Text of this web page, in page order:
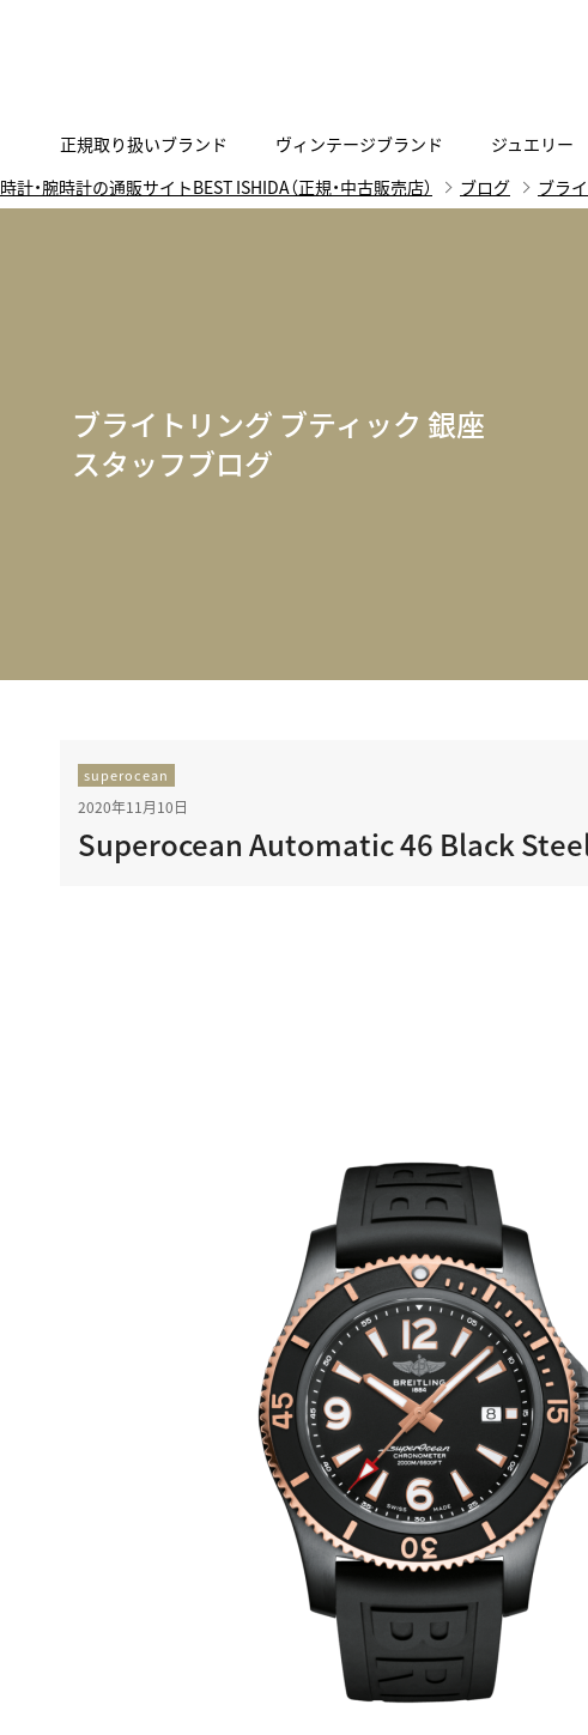
正規取り扱いブランド
A B C D E F G H
エンジェルクローバー エンジェルハート
ASTRON
ヴィンテージブランド ジュエリー
スマートウォッチ
ジュエリー
ブライトリング ブティック GINZA SIX
代表メッセージ 会
お問い合わせ ご来
LINE
時計・腕時計の通販サイトBEST ISHIDA（正規・中古販売店） ブログ ブラ
ブライトリング ブティック 銀座
スタッフブログ
superocean
2020年11月10日
Superocean Automatic 46 Black